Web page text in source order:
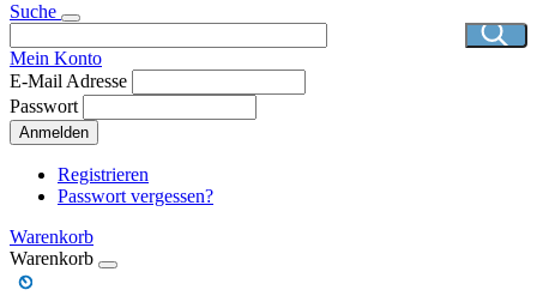
Suche
Mein Konto
E-Mail Adresse
Passwort
Anmelden
Registrieren
Passwort vergessen?
Warenkorb
Warenkorb